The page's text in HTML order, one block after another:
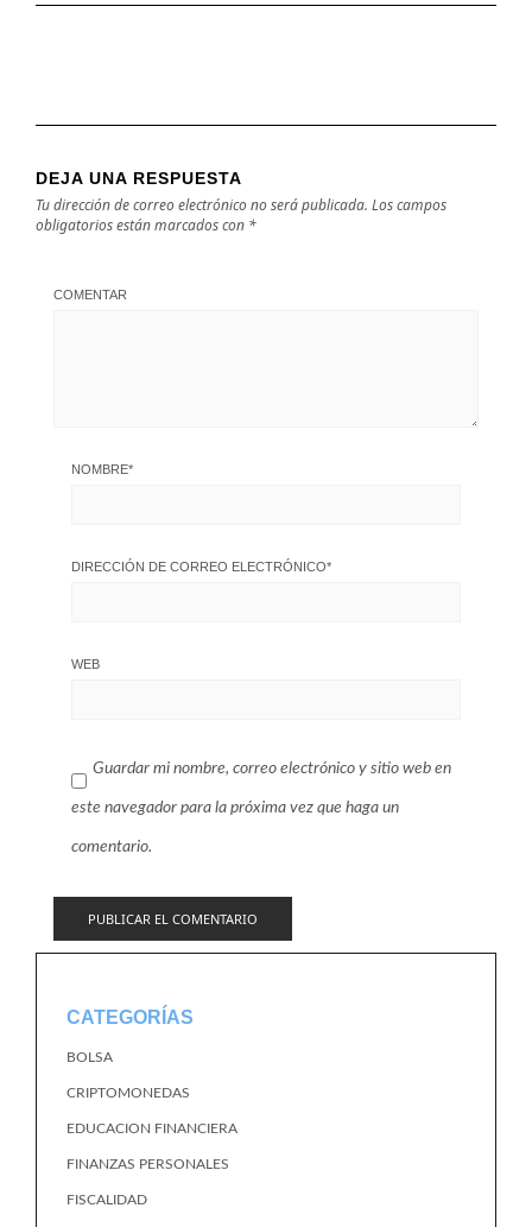
DEJA UNA RESPUESTA
Tu dirección de correo electrónico no será publicada. Los campos
obligatorios están marcados con *
COMENTAR
NOMBRE*
DIRECCIÓN DE CORREO ELECTRÓNICO*
WEB
Guardar mi nombre, correo electrónico y sitio web en
este navegador para la próxima vez que haga un
comentario.
CATEGORÍAS
BOLSA
CRIPTOMONEDAS
EDUCACION FINANCIERA
FINANZAS PERSONALES
FISCALIDAD